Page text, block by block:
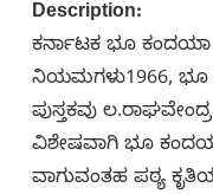
Description:
ಕರ್ನಾಟಕ ಭೂ
ನಿಯಮಗಳು1966, ಭೂ
ಪುಸ್ತಕವು
ವಿಶೇಷವಾಗಿ ಭೂ
ವಾಗುವಂತಹ ಪಠ್ಯ